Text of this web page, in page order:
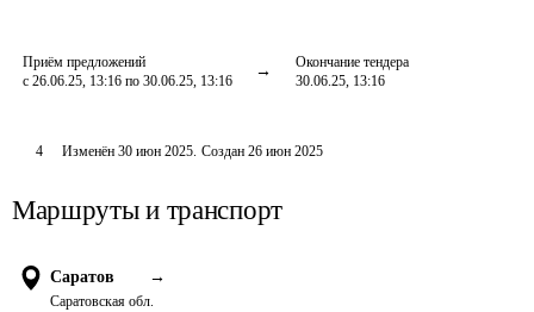
Приём предложений
с 26.06.25, 13:16 по 30.06.25, 13:16
Окончание тендера
30.06.25, 13:16
4 Изменён 30 июн 2025. Создан 26 июн 2025
Маршруты и транспорт
Саратов →
Саратовская обл.